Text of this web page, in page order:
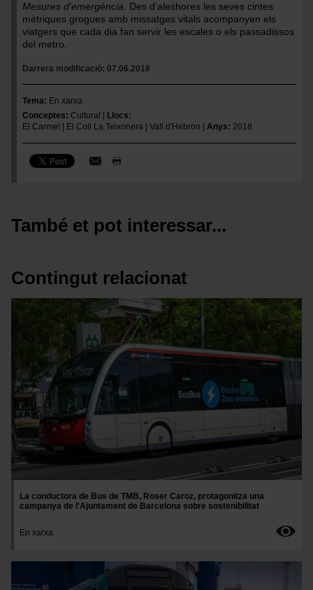
Mesures d'emergència . Des d'aleshores les seves cintes
mètriques grogues amb missatges vitals acompanyen els
viatgers que cada dia fan servir les escales o els passadissos
del metro.
Darrera modificació 07.06.2018
Tema
En xarxa
Conceptes Cultural
Llocs
El Carmel
El Coll La Teixonera Vall d'Hebron Anys 2018
També et pot interessar...
Contingut relacionat
Imatge
La conductora de Bus de TMB, Roser Caroz, protagonitza una
campanya de l'Ajuntament de Barcelona sobre sostenibilitat
En xarxa